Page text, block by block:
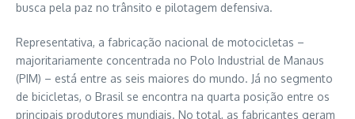
busca pela paz no trânsito e pilotagem defensiva.
Representativa, a fabricação nacional de motocicletas –
majoritariamente concentrada no Polo Industrial de Manaus
(PIM) – está entre as seis maiores do mundo. Já no segmento
de bicicletas, o Brasil se encontra na quarta posição entre os
principais produtores mundiais. No total, as fabricantes geram